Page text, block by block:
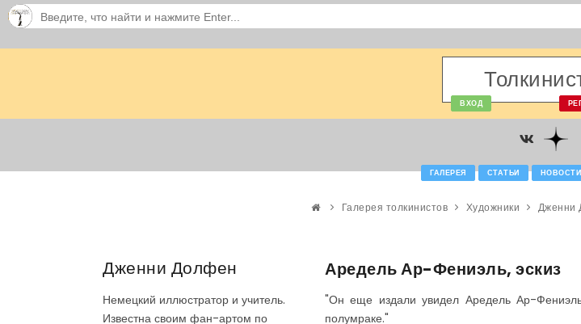
ВХОД
ГАЛЕРЕЯ СТАТЬИ НОВОСТИ
Галерея толкинистов Художники Дженни
Дженни Долфен
Немецкий иллюстратор и учитель.
Известна своим фан-артом по
Аредель Ар-Фениэль, эскиз
"Он еще издали увидел Аредель Ар-
полумраке."